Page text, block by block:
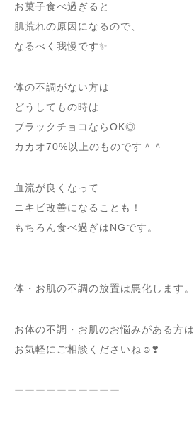
お菓子食べ過ぎると
肌荒れの原因になるので、
なるべく我慢です✨
体の不調がない方は
どうしてもの時は
ブラックチョコならOK◎
カカオ70%以上のものです＾＾
血流が良くなって
ニキビ改善になることも！
もちろん食べ過ぎはNGです。
体・お肌の不調の放置は悪化します。
お体の不調・お肌のお悩みがある方は
お気軽にご相談くださいね☺️❣️
ーーーーーーーーーー